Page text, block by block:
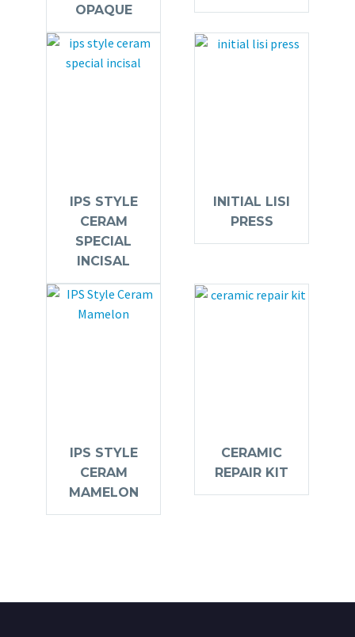
OPAQUE
IPS STYLE
CERAM
SPECIAL
INCISAL
INITIAL LISI
PRESS
IPS STYLE
CERAM
MAMELON
CERAMIC
REPAIR KIT